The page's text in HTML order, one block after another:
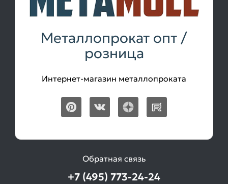
Металлопрокат опт /
розница
Интернет-магазин металлопроката
Обратная связь
+7 (495) 773-24-24